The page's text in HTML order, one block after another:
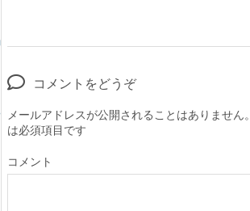
コメントをどうぞ
メールアドレスが公開されることはありません。
は必須項目です
コメント